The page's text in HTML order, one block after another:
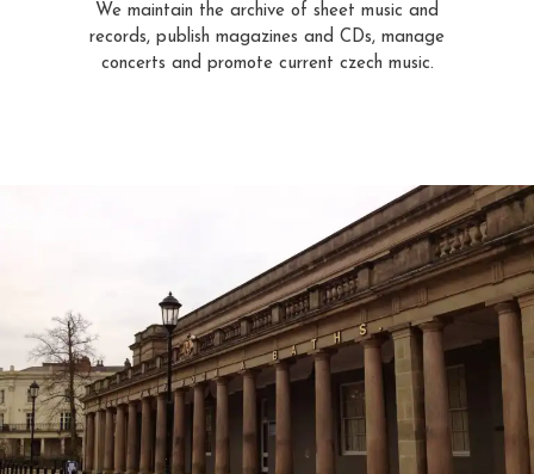
We maintain the archive of sheet music and
records, publish magazines and CDs, manage
concerts and promote current czech music.